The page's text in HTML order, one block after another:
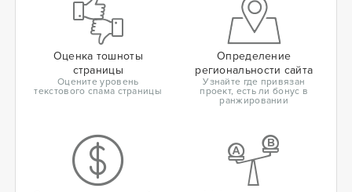
Оценка тошноты
страницы
Оцените уровень
текстового спама страницы
Определение
региональности сайта
Узнайте где привязан
проект, есть ли бонус в
ранжировании